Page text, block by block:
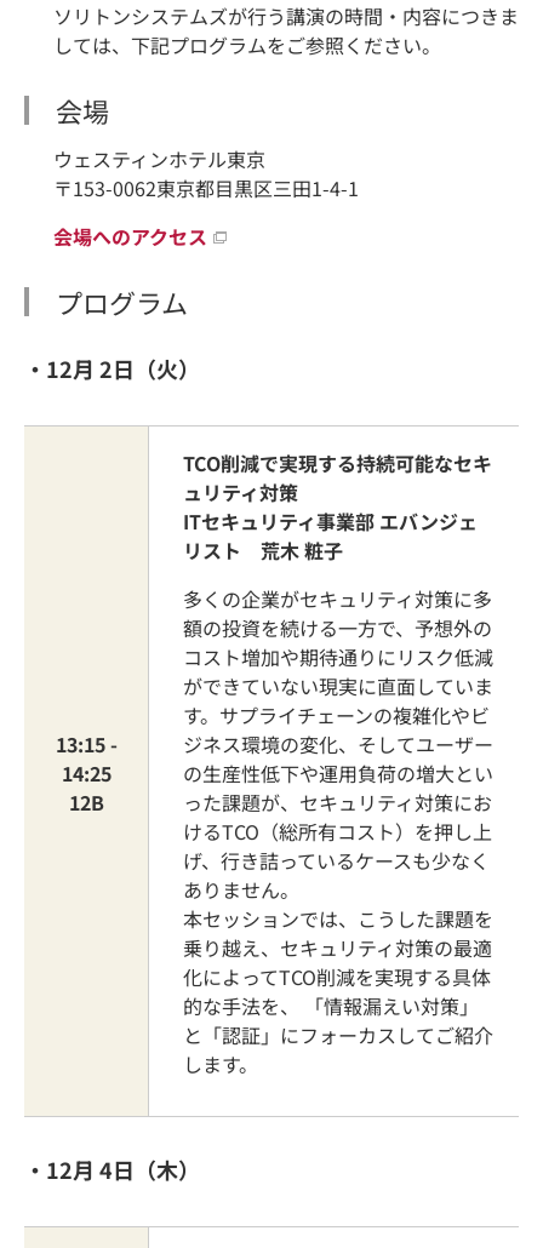
ソリトンシステムズが行う講演の時間・内容につきま
しては、下記プログラムをご参照ください。
会場
ウェスティンホテル東京
〒153-0062東京都目黒区三田1-4-1
会場へのアクセス
プログラム
・12月 2日（火）
13:15 -
14:25
12B
TCO削減で実現する持続可能なセキ
ュリティ対策
ITセキュリティ事業部 エバンジェ
リスト 荒木 粧子
多くの企業がセキュリティ対策に多
額の投資を続ける一方で、予想外の
コスト増加や期待通りにリスク低減
ができていない現実に直面していま
す。サプライチェーンの複雑化やビ
ジネス環境の変化、そしてユーザー
の生産性低下や運用負荷の増大とい
った課題が、セキュリティ対策にお
けるTCO（総所有コスト）を押し上
げ、行き詰っているケースも少なく
ありません。
本セッションでは、こうした課題を
乗り越え、セキュリティ対策の最適
化によってTCO削減を実現する具体
的な手法を、 「情報漏えい対策」
と「認証」にフォーカスしてご紹介
します。
・12月 4日（木）